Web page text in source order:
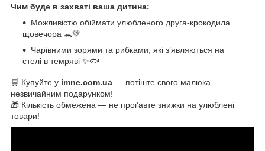
Чим буде в захваті ваша дитина:
Можливістю обіймати улюбленого друга-крокодила
щовечора 🐊💚
Чарівними зорями та рибками, які з’являються на
стелі в темряві ✨🐟
🛒 Купуйте у imne.com.ua — потіште свого малюка
незвичайним подарунком!
🎁 Кількість обмежена — не проґавте знижки на улюблені
товари!